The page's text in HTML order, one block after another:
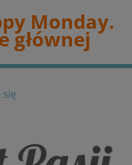
Monday.
głównej
się